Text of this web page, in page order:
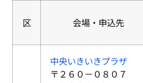
区 会場・申込先
中央いきいきプラザ
〒２６０－０８０７